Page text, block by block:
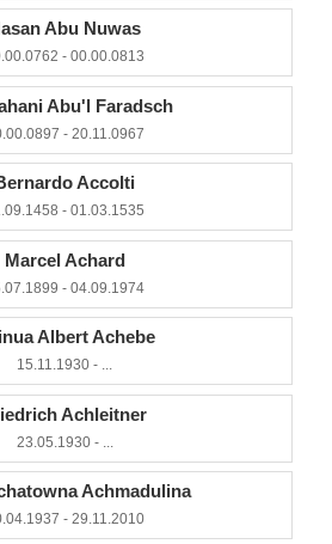
Abu Nuwas
- 00.00.0813
Abu'l Faradsch
- 20.11.0967
Accolti
- 01.03.1535
Marcel Achard
- 04.09.1974
Albert Achebe
15.11.1930 - ...
Achleitner
23.05.1930 - ...
Achmadulina
- 29.11.2010